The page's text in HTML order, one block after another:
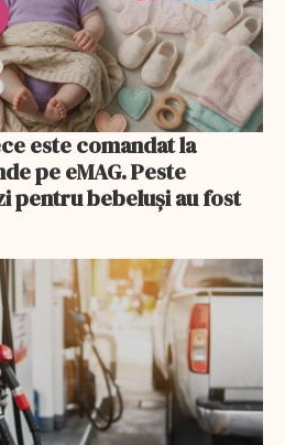
este comandat la
pe eMAG. Peste
pentru bebeluși au fost